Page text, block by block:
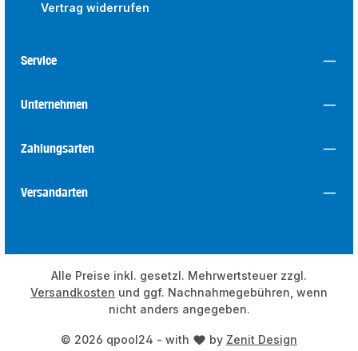
Vertrag widerrufen
Service
Unternehmen
Zahlungsarten
Versandarten
© 2026 qpool24 - with by Zenit Design
Alle Preise inkl. gesetzl. Mehrwertsteuer zzgl.
Versandkosten und ggf. Nachnahmegebühren, wenn
nicht anders angegeben.